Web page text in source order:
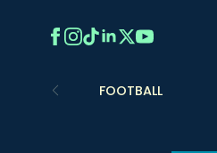
FOOTBALL